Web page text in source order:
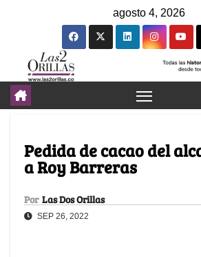
agosto 4, 2026
Pedida de cacao del
a Roy Barreras
Por Las Dos Orillas
SEP 26, 2022